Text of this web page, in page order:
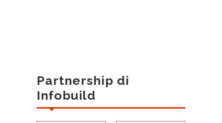
Partnership di
Infobuild